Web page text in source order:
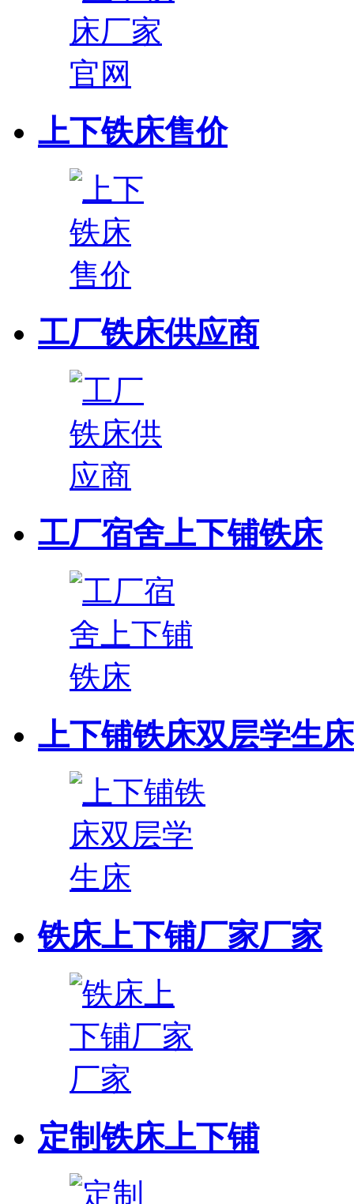
上下铁床售价
工厂铁床供应商
工厂宿舍上下铺铁床
上下铺铁床双层学生床
铁床上下铺厂家厂家
定制铁床上下铺